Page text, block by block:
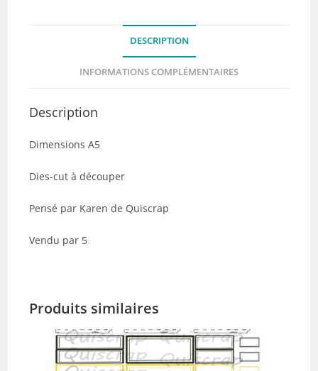
DESCRIPTION
INFORMATIONS COMPLÉMENTAIRES
Description
Dimensions A5
Dies-cut à découper
Pensé par Karen de Quiscrap
Vendu par 5
Produits similaires